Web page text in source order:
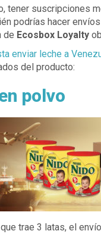
tener suscripciones
podrías hacer
de Ecosbox Loyalty
enviar leche a
del producto:
polvo
trae 3 latas, el